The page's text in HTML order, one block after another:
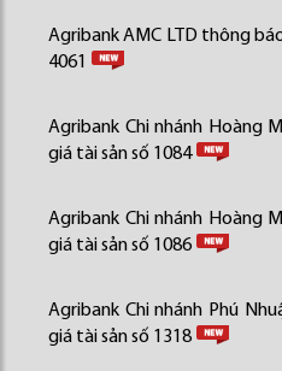
Agribank AMC LTD thông
4061
Agribank Chi nhánh Hoàng
giá tài sản số 1084
Agribank Chi nhánh Hoàng
giá tài sản số 1086
Agribank Chi nhánh Phú
giá tài sản số 1318